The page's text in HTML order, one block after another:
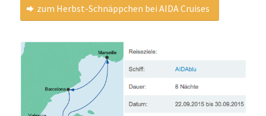
zum Herbst-Schnäppchen bei AIDA Cruises